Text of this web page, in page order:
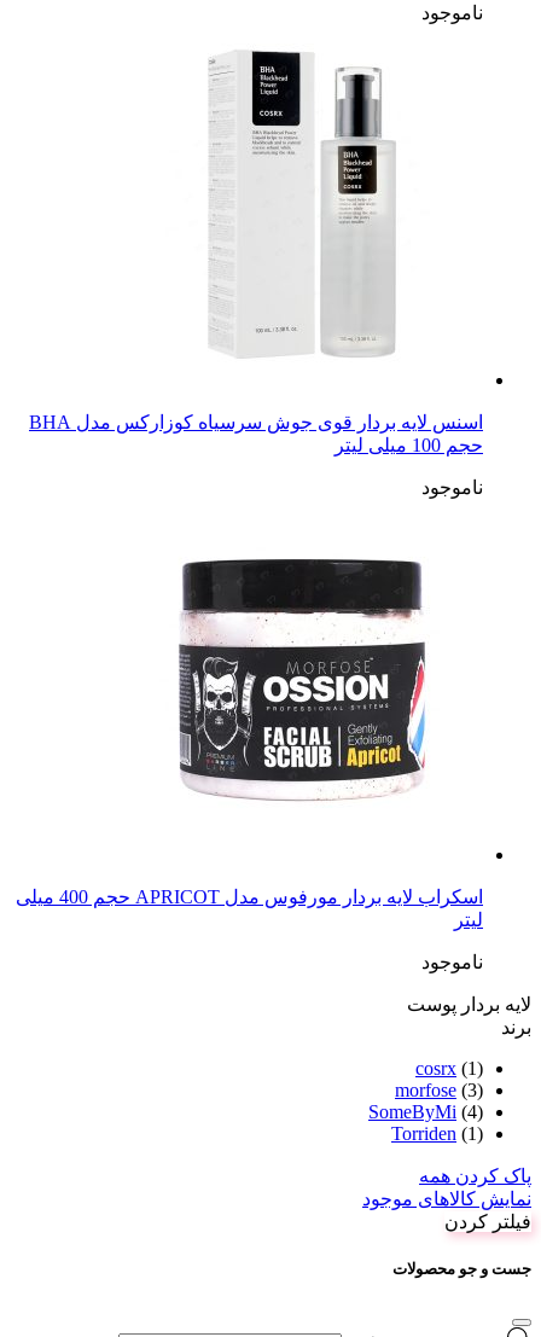
ناموجود
اسنس لایه بردار قوی جوش سرسیاه کوزارکس مدل BHA
حجم 100 میلی لیتر
ناموجود
اسکراب لایه بردار مورفوس مدل APRICOT حجم 400 میلی
لیتر
ناموجود
لایه بردار پوست
برند
cosrx (1)
morfose (3)
SomeByMi (4)
Torriden (1)
پاک کردن همه
نمایش کالاهای موجود
فیلتر کردن
جست و جو محصولات